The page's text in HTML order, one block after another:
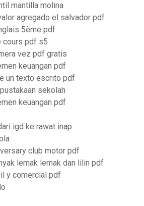
mantilla molina
agregado el salvador pdf
5ème pdf
cours pdf s5
vez pdf gratis
keuangan pdf
un texto escrito pdf
sekolah
keuangan pdf
igd ke rawat inap
club motor pdf
lemak lemak dan lilin pdf
y comercial pdf